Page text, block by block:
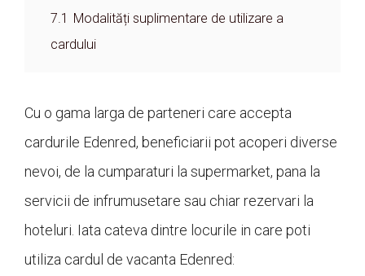
7.1
Modalități suplimentare de utilizare a
cardului
Cu o gama larga de parteneri care accepta
cardurile Edenred, beneficiarii pot acoperi diverse
nevoi, de la cumparaturi la supermarket, pana la
servicii de infrumusetare sau chiar rezervari la
hoteluri. Iata cateva dintre locurile in care poti
utiliza cardul de vacanta Edenred: